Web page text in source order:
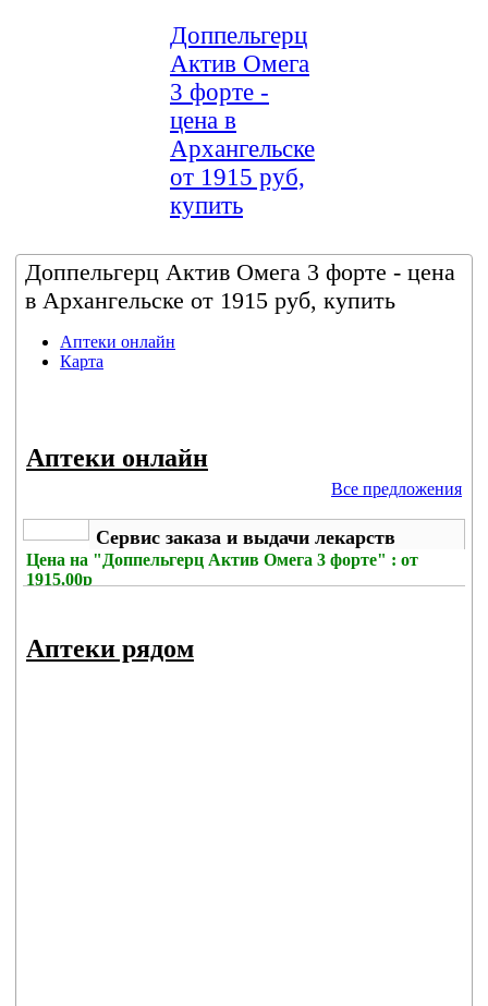
Доппельгерц
Актив Омега
3 форте -
цена в
Архангельске
от 1915 руб,
купить
Доппельгерц Актив Омега 3 форте - цена
в Архангельске от 1915 руб, купить
Аптеки онлайн
Карта
Аптеки онлайн
Все предложения
Сервис заказа и выдачи лекарств
Цена на "Доппельгерц Актив Омега 3 форте" : от
1915.00р
Аптеки рядом